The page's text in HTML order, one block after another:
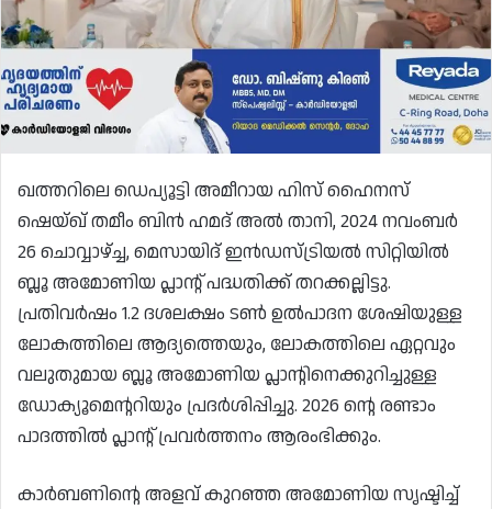
ഖത്തറിലെ ഡെപ്യൂട്ടി അമീറായ ഹിസ് ഹൈനസ്
ഷെയ്ഖ് തമീം ബിൻ ഹമദ് അൽ താനി, 2024 നവംബർ
26 ചൊവ്വാഴ്‌ച്ച, മെസായിദ് ഇൻഡസ്ട്രിയൽ സിറ്റിയിൽ
ബ്ലൂ അമോണിയ പ്ലാൻ്റ് പദ്ധതിക്ക് തറക്കല്ലിട്ടു.
പ്രതിവർഷം 1.2 ദശലക്ഷം ടൺ ഉൽപാദന ശേഷിയുള്ള
ലോകത്തിലെ ആദ്യത്തെയും, ലോകത്തിലെ ഏറ്റവും
വലുതുമായ ബ്ലൂ അമോണിയ പ്ലാന്റിനെക്കുറിച്ചുള്ള
ഡോക്യൂമെന്ററിയും പ്രദർശിപ്പിച്ചു. 2026 ൻ്റെ രണ്ടാം
പാദത്തിൽ പ്ലാൻ്റ് പ്രവർത്തനം ആരംഭിക്കും.
കാർബണിന്റെ അളവ് കുറഞ്ഞ അമോണിയ സൃഷ്ടിച്ച്